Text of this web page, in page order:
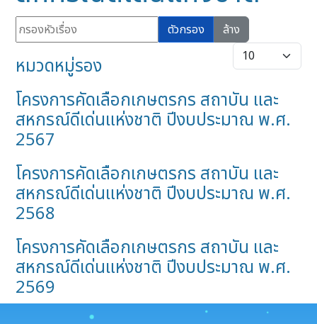
กรองหัวเรื่อง ตัวกรอง
ล้าง
แสดง #
หมวดหมู่รอง
โครงการคัดเลือกเกษตรกร สถาบัน และ
สหกรณ์ดีเด่นแห่งชาติ ปีงบประมาณ พ.ศ.
2567
โครงการคัดเลือกเกษตรกร สถาบัน และ
สหกรณ์ดีเด่นแห่งชาติ ปีงบประมาณ พ.ศ.
2568
โครงการคัดเลือกเกษตรกร สถาบัน และ
สหกรณ์ดีเด่นแห่งชาติ ปีงบประมาณ พ.ศ.
2569